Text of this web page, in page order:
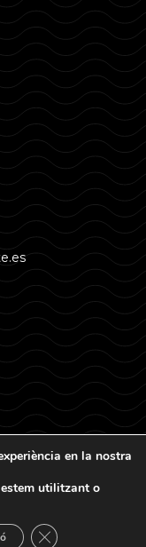
en la nostra
utilitzant o
Tanca el bàner